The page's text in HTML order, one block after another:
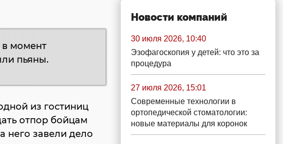
момент
пьяны.
из гостиниц
отпор бойцам
него завели дело
Новости компаний
30 июля 2026, 10:40
Эзофагоскопия у детей: что это за
процедура
27 июля 2026, 15:01
Современные технологии в
ортопедической стоматологии:
новые материалы для коронок